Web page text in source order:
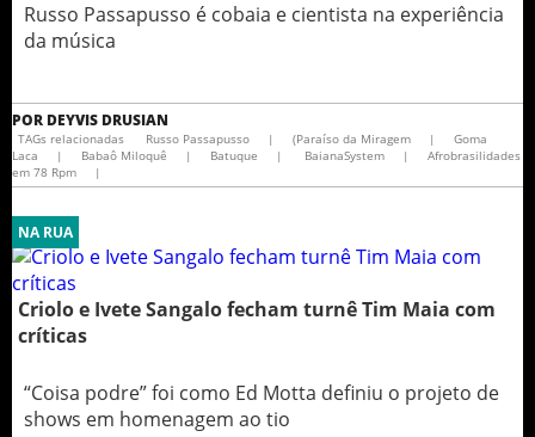
Russo Passapusso é cobaia e cientista na experiência
da música
POR DEYVIS DRUSIAN
TAGs relacionadas Russo Passapusso | (Paraíso da Miragem |
Goma
Laca
| Babaô Miloquê | Batuque | BaianaSystem |
Afrobrasilidades
em 78 Rpm
|
NA RUA
Criolo e Ivete Sangalo fecham turnê Tim Maia com
críticas
“Coisa podre” foi como Ed Motta definiu o projeto de
shows em homenagem ao tio